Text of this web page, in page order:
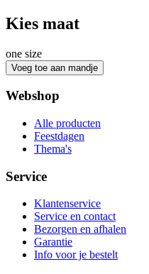
Kies maat
one size
Webshop
Alle producten
Feestdagen
Thema's
Service
Klantenservice
Service en contact
Bezorgen en afhalen
Garantie
Info voor je bestelt